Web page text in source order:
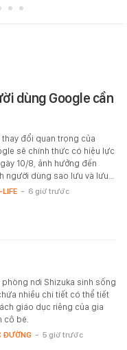
dùng Google cần
thay đổi quan trọng của
sẽ chính thức có hiệu lực
10/8, ảnh hưởng đến
người dùng sao lưu và lưu…
LIFE - 6 giờ trước
phòng nơi Shizuka sinh sống
nhiều chi tiết có thể tiết
giáo dục riêng của gia
cô bé.
ĐƯỜNG - 5 giờ trước